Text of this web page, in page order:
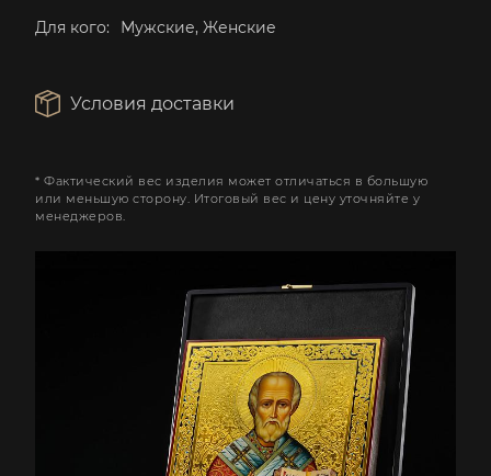
Для кого:
Мужские, Женские
Условия доставки
* Фактический вес изделия может отличаться в большую
или меньшую сторону. Итоговый вес и цену уточняйте у
менеджеров.